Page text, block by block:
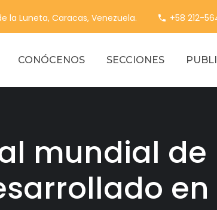
la Luneta, Caracas, Venezuela. +58 212-
CONÓCENOS SECCIONES
mundial
en